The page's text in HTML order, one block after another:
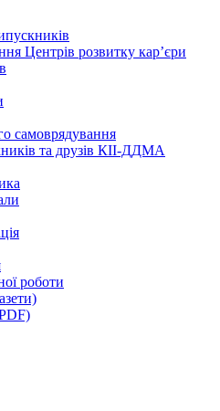
Центрів розвитку кар’єри
самоврядування
та друзів КІІ-ДДМА
роботи